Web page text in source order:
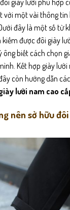
với một vài thông tin
đây là một số từ
được đôi giày
ông biết cách chọn
Kết hợp giày
còn hướng dẫn
lười nam cao
nên sở hữu